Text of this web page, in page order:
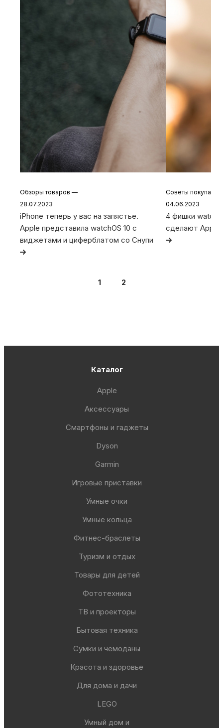
Обзоры товаров —
28.07.2023
iPhone теперь у вас на запястье.
Apple представила watchOS 10 с
виджетами и циферблатом со Снупи
Советы
04.06.2023
4 фишки
сделают Apple
1 2
Каталог
Apple
Аксессуары
Смартфоны и гаджеты
Dyson
Garmin
Игровые приставки
Умные очки
Умные кольца
Фитнес-браслеты
Туризм и отдых
Товары для детей
Фототехника
ТВ и проекторы
Бытовая техника
Сумки и чемоданы
Красота и здоровье
Для дома и дачи
LEGO
Умный дом и